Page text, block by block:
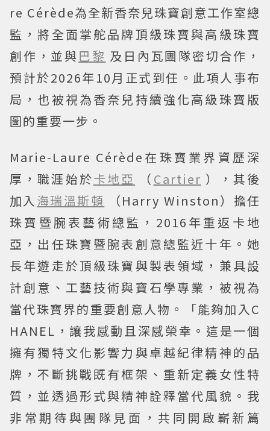
re Cérède為全新香奈兒珠寶創意工作室總
監，將全面掌舵品牌頂級珠寶與高級珠寶
創作，並與巴黎 及日內瓦團隊密切合作，
預計於2026年10月正式到任。此項人事布
局，也被視為香奈兒持續強化高級珠寶版
圖的重要一步。
Marie-Laure Cérède在珠寶業界資歷深
厚，職涯始於卡地亞 （ Cartier ），其後
加入 海瑞溫斯頓
（Harry Winston）擔任
珠寶暨腕表藝術總監，2016年重返卡地
亞，出任珠寶暨腕表創意總監近十年。她
長年遊走於頂級珠寶與製表領域，兼具設
計創意、工藝技術與寶石學專業，被視為
當代珠寶界的重要創意人物。「能夠加入C
HANEL，讓我感動且深感榮幸。這是一個
擁有獨特文化影響力與卓越紀律精神的品
牌，不斷挑戰既有框架、重新定義女性特
質，並透過形式與精神詮釋當代風貌。我
非常期待與團隊見面，共同開啟嶄新篇